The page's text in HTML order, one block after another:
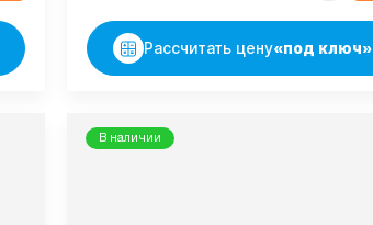
Рассчитать цену«под ключ»
В наличии